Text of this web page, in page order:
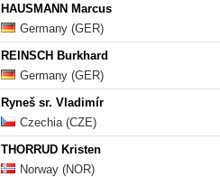
HAUSMANN Marcus
Germany (GER)
REINSCH Burkhard
Germany (GER)
Ryneš sr. Vladimír
Czechia (CZE)
THORRUD Kristen
Norway (NOR)